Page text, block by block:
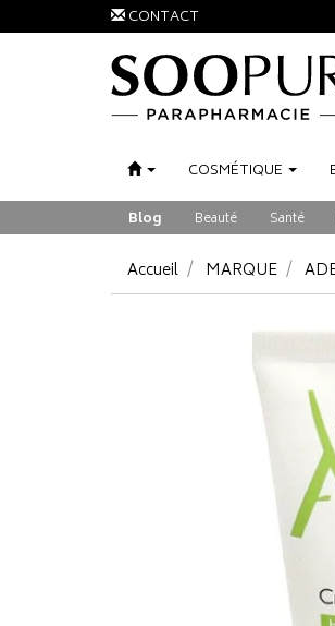
CONTACT
COSMÉTIQUE
Blog Beauté Santé
Accueil MARQUE